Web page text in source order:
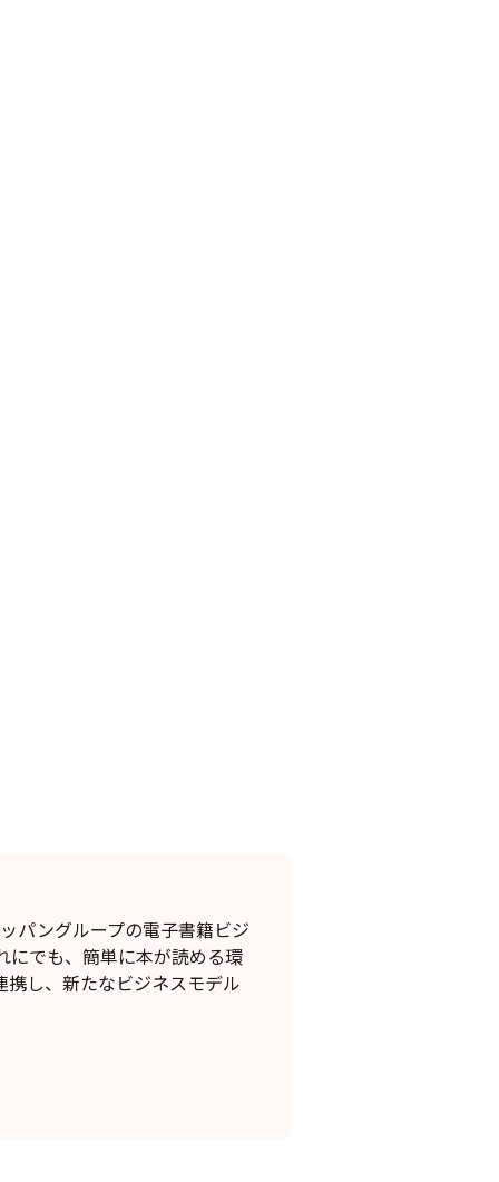
パングループの電子書籍ビジ
にでも、簡単に本が読める環
し、新たなビジネスモデル